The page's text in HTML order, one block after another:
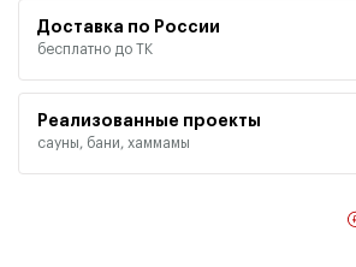
Доставка по России
бесплатно до ТК
Реализованные проекты
сауны, бани, хаммамы